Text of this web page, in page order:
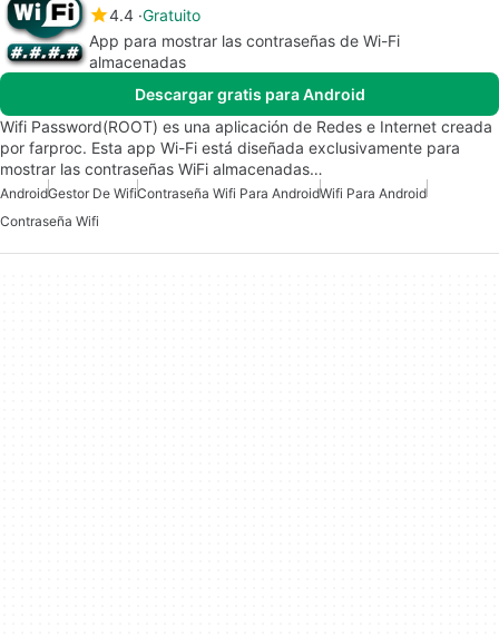
4.4 Gratuito
App para mostrar las contraseñas de Wi-Fi
almacenadas
Descargar gratis para Android
Wifi Password(ROOT) es una aplicación de Redes e Internet creada
por farproc. Esta app Wi-Fi está diseñada exclusivamente para
mostrar las contraseñas WiFi almacenadas…
AndroidGestor De WifiContraseña Wifi Para AndroidWifi Para Android
Contraseña Wifi